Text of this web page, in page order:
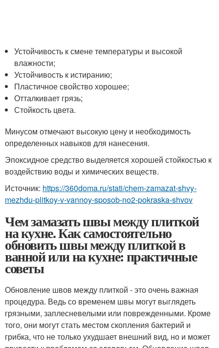
Устойчивость к смене температуры и высокой
влажности;
Устойчивость к истиранию;
Пластичное свойство хорошее;
Отталкивает грязь;
Стойкость цвета.
Минусом отмечают высокую цену и необходимость
определенных навыков для нанесения.
Эпоксидное средство выделяется хорошей стойкостью к
воздействию воды и химических веществ.
Источник: https://360doma.ru/stati/chem-zamazat-shvy-
mezhdu-plitkoy-v-vannoy-sposob-no2-pokraska-shvov
Чем замазать швы между плиткой
на кухне. Как самостоятельно
обновить швы между плиткой в
ванной или на кухне: практичные
советы
Обновление швов между плиткой - это очень важная
процедура. Ведь со временем швы могут выглядеть
грязными, заплесневелыми или поврежденными. Кроме
того, они могут стать местом скопления бактерий и
грибка, что не только ухудшает внешний вид, но и может